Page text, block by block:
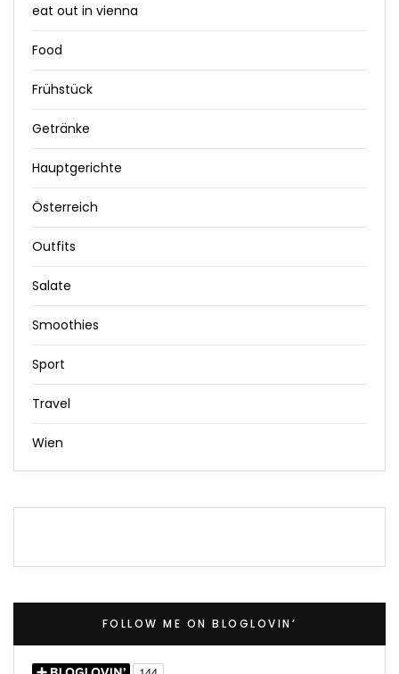
eat out in vienna
Food
Frühstück
Getränke
Hauptgerichte
Österreich
Outfits
Salate
Smoothies
Sport
Travel
Wien
FOLLOW ME ON BLOGLOVIN’